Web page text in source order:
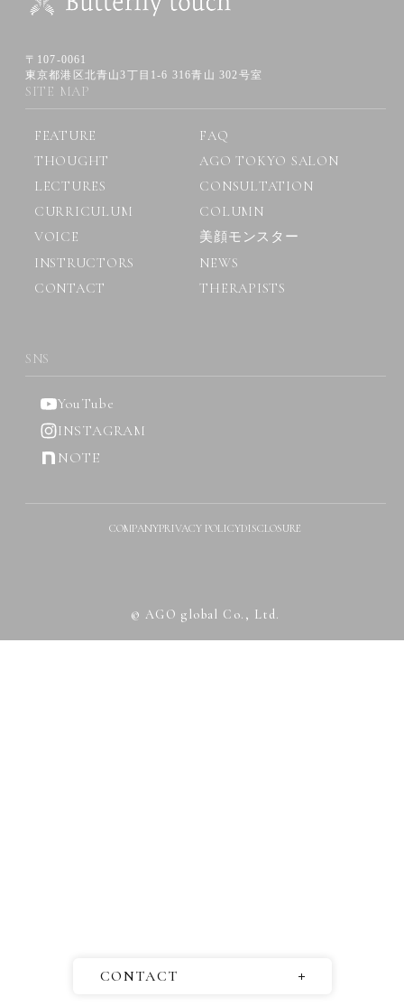
CONTACT
〒107-0061
東京都港区北青山3丁目1-6 316青山 302号室
SITE MAP
FEATURE
FAQ
THOUGHT
AGO TOKYO SALON
LECTURES
CONSULTATION
CURRICULUM
COLUMN
VOICE
美顔モンスター
INSTRUCTORS
NEWS
CONTACT
THERAPISTS
SNS
YouTube
INSTAGRAM
NOTE
COMPANYPRIVACY POLICYDISCLOSURE
© AGO global Co., Ltd.